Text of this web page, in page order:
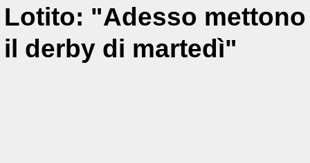
Lotito: "Adesso mettono
il derby di martedì"